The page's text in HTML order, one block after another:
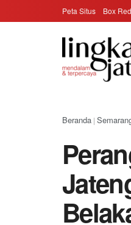
Peta Situs Box
Beranda |